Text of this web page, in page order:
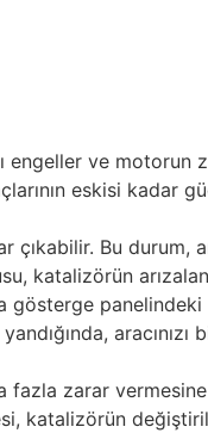
engeller ve motorun
eskisi kadar
Bu durum,
katalizörün
gösterge
fazla zarar
katalizörün